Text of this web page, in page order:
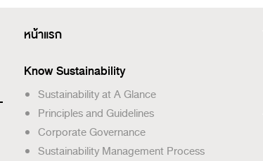
หน้าแรก
Know Sustainability
Sustainability at A Glance
Principles and Guidelines
Corporate Governance
Sustainability Management Process